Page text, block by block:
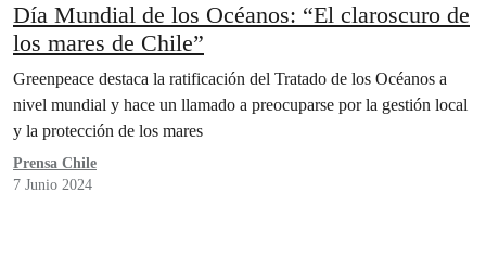
Día Mundial de los Océanos: “El claroscuro de
los mares de Chile”
Greenpeace destaca la ratificación del Tratado de los Océanos a
nivel mundial y hace un llamado a preocuparse por la gestión local
y la protección de los mares
Prensa Chile
7 Junio 2024